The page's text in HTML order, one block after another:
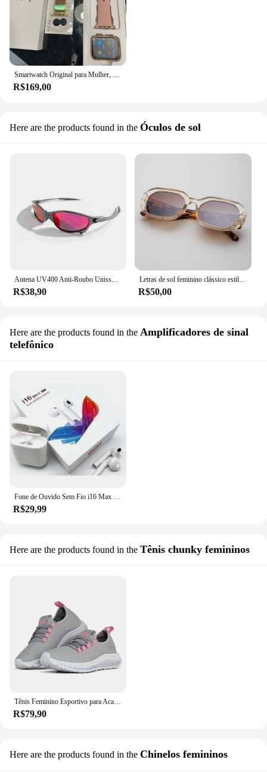
Smartwatch Original para Mulher, Relógio Feminino 9 W29s, Brasil 9, 47mm Lantern, Envio em, 24 Hours, 2024
R$169,00
Here are the products found in the Óculos de sol
Antena UV400 Anti-Roubo Unissex para Modelagem Automóvel
R$38,90
Letras de sol feminino clássico estilo lançamento promoção
R$50,00
Here are the products found in the Amplificadores de sinal
telefônico
R$29,99
Here are the products found in the Tênis chunky femininos
R$79,90
Here are the products found in the Chinelos femininos